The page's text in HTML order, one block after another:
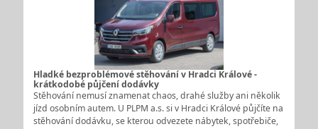
Hladké bezproblémové stěhování v Hradci Králové -
krátkodobé půjčení dodávky
Stěhování nemusí znamenat chaos, drahé služby ani několik
jízd osobním autem. U PLPM a.s. si v Hradci Králové půjčíte na
stěhování dodávku, se kterou odvezete nábytek, spotřebiče,